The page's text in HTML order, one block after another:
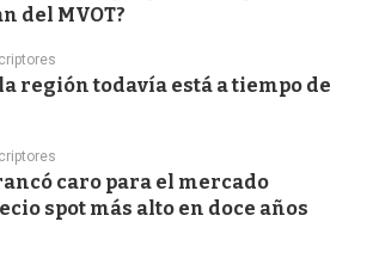
del MVOT?
región todavía está a tiempo de
caro para el mercado
spot más alto en doce años